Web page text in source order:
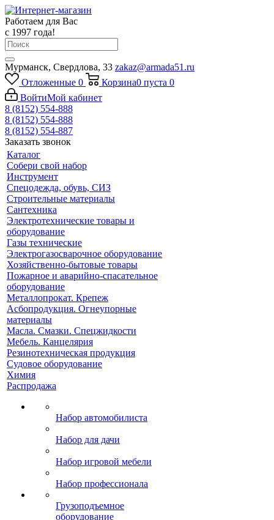
Работаем для Вас
с 1997 года!
Мурманск, Свердлова, 33 zakaz@armada51.ru
Отложенные 0 Корзина0 пуста 0
ВойтиМой кабинет
8 (8152) 554-888
8 (8152) 554-888
8 (8152) 554-887
Заказать звонок
Каталог
Собери свой набор
Инструмент
Спецодежда, обувь, СИЗ
Строительные материалы
Сантехника
Электротехнические товары и
оборудование
Газы технические
Электрогазосварочное оборудование
Хозяйственно-бытовые товары
Пожарное и аварийно-спасательное
оборудование
Металлопрокат. Крепеж
Асбопродукция. Огнеупорные
материалы
Масла. Смазки. Спецжидкости
Мебель. Канцелярия
Резинотехническая продукция
Судовое оборудование
Химия
Распродажа
Набор автомобилиста
Набор для дачи
Набор игровой мебели
Набор профессионала
Грузоподъемное
оборудование